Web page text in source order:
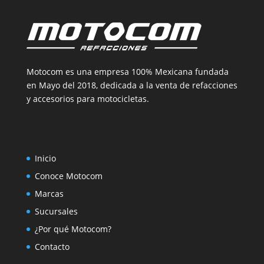
Motocom es una empresa 100% Mexicana fundada
en Mayo del 2018, dedicada a la venta de refacciones
y accesorios para motocicletas.
Inicio
Conoce Motocom
Marcas
Sucursales
¿Por qué Motocom?
Contacto